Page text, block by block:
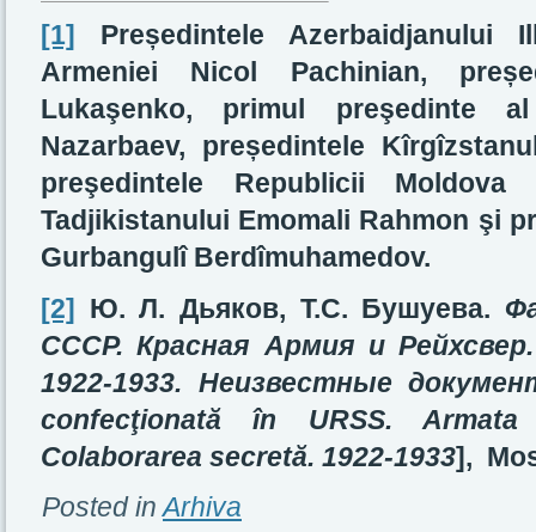
[1] Președintele Azerbaidjanului
Armeniei Nicol Pachinian,
Lukaşenko, primul preşedinte
Nazarbaev, președintele
preşedintele Republicii
Tadjikistanului Emomali Rahmon şi
Gurbangulî Berdîmuhamedov.
[2] Ю. Л. Дьяков, Т.С. Бушуева.
СССР. Красная Армия и
1922-1933. Неизвестные
confecţionată în URSS.
Colaborarea secretă. 1922-1933],
Posted in Arhiva